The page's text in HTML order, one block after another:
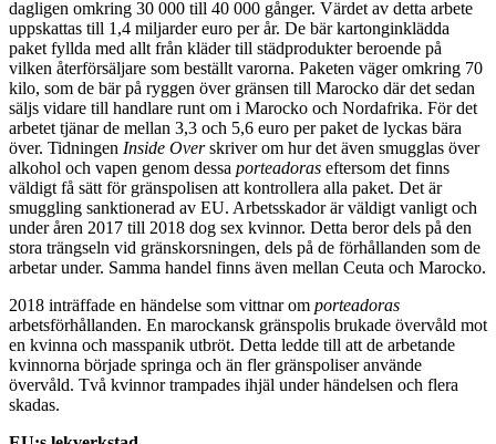
dagligen omkring 30 000 till 40 000 gånger. Värdet av detta arbete
uppskattas till 1,4 miljarder euro per år. De bär kartonginklädda
paket fyllda med allt från kläder till städprodukter beroende på
vilken återförsäljare som beställt varorna. Paketen väger omkring 70
kilo, som de bär på ryggen över gränsen till Marocko där det sedan
säljs vidare till handlare runt om i Marocko och Nordafrika. För det
arbetet tjänar de mellan 3,3 och 5,6 euro per paket de lyckas bära
över. Tidningen Inside Overskriver om hur det även smugglas över
alkohol och vapen genom dessa porteadoras eftersom det finns
väldigt få sätt för gränspolisen att kontrollera alla paket. Det är
smuggling sanktionerad av EU. Arbetsskador är väldigt vanligt och
under åren 2017 till 2018 dog sex kvinnor. Detta beror dels på den
stora trängseln vid gränskorsningen, dels på de förhållanden som de
arbetar under. Samma handel finns även mellan Ceuta och Marocko.
2018 inträffade en händelse som vittnar om porteadoras
arbetsförhållanden. En marockansk gränspolis brukade övervåld mot
en kvinna och masspanik utbröt. Detta ledde till att de arbetande
kvinnorna började springa och än fler gränspoliser använde
övervåld. Två kvinnor trampades ihjäl under händelsen och flera
skadas.